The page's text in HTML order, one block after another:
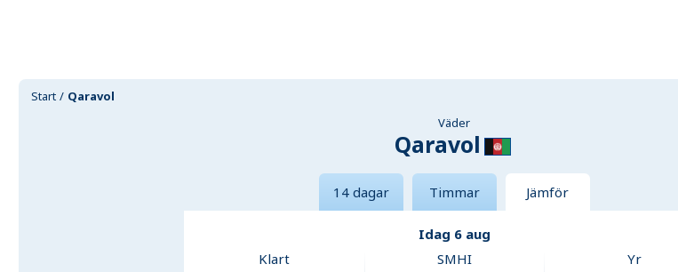
Start Qaravol
Väder
Qaravol
14 dagar Timmar Jämför
Idag 6 aug
Klart
SMHI Yr